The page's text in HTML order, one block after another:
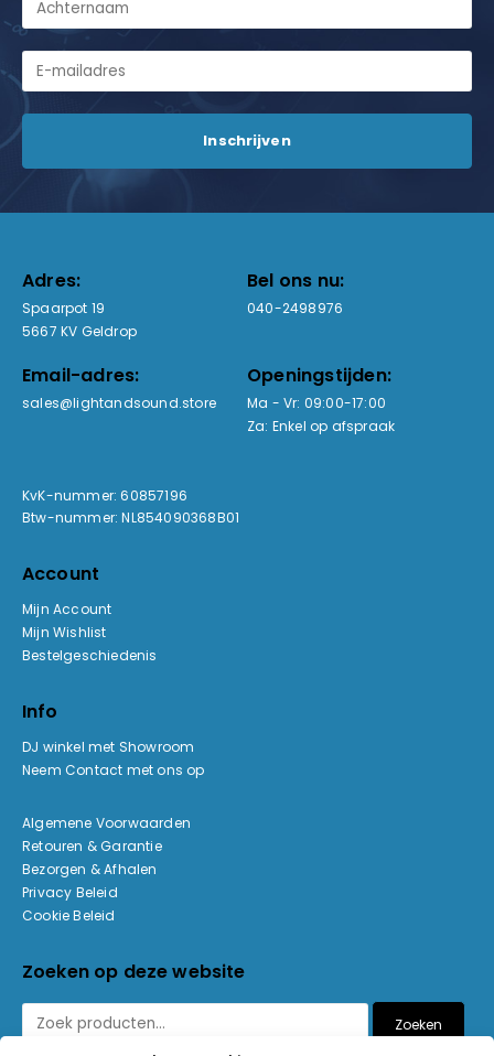
Adres:
Spaarpot 19
5667 KV Geldrop
Bel ons nu:
040-2498976
Email-adres:
sales@lightandsound.store
Openingstijden:
Ma - Vr: 09:00-17:00
Za: Enkel op afspraak
KvK-nummer: 60857196
Btw-nummer: NL854090368B01
Account
Mijn Account
Mijn Wishlist
Bestelgeschiedenis
Info
DJ winkel met Showroom
Neem Contact met ons op
Algemene Voorwaarden
Retouren & Garantie
Bezorgen & Afhalen
Privacy Beleid
Cookie Beleid
Zoeken op deze website
Zoeken